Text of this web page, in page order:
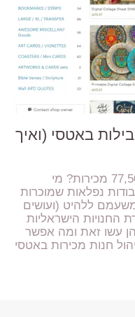
באטסי (ואיך
איך חנות אחת הצליחה לעשות 77,500 מכירות? מי
נפלאות שמוכרות
משעמם ללהיט (ועושים
החנויות הישראליות
עשו זאת ומה אפשר
חנות מכירות באטסי